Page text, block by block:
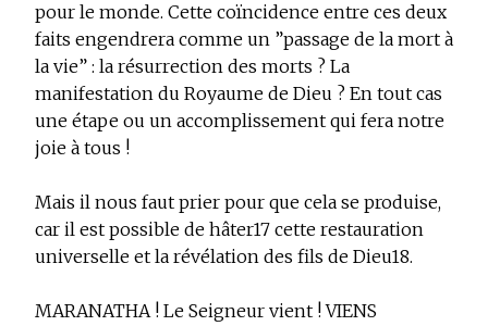
pour le monde. Cette coïncidence entre ces deux
faits engendrera comme un ”passage de la mort à
la vie” : la résurrection des morts ? La
manifestation du Royaume de Dieu ? En tout cas
une étape ou un accomplissement qui fera notre
joie à tous !
Mais il nous faut prier pour que cela se produise,
car il est possible de hâter17 cette restauration
universelle et la révélation des fils de Dieu18.
MARANATHA ! Le Seigneur vient ! VIENS